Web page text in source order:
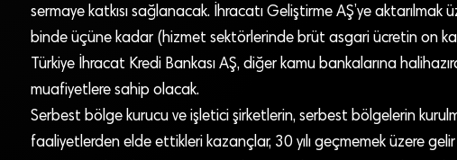
sermaye katkısı sağlanacak. İhracatı Geliştirme AŞ’ye aktarılmak
binde üçüne kadar (hizmet sektörlerinde brüt asgari ücretin on
Türkiye İhracat Kredi Bankası AŞ, diğer kamu bankalarına
muafiyetlere sahip olacak.
Serbest bölge kurucu ve işletici şirketlerin, serbest bölgelerin
faaliyetlerden elde ettikleri kazançlar, 30 yılı geçmemek üzere